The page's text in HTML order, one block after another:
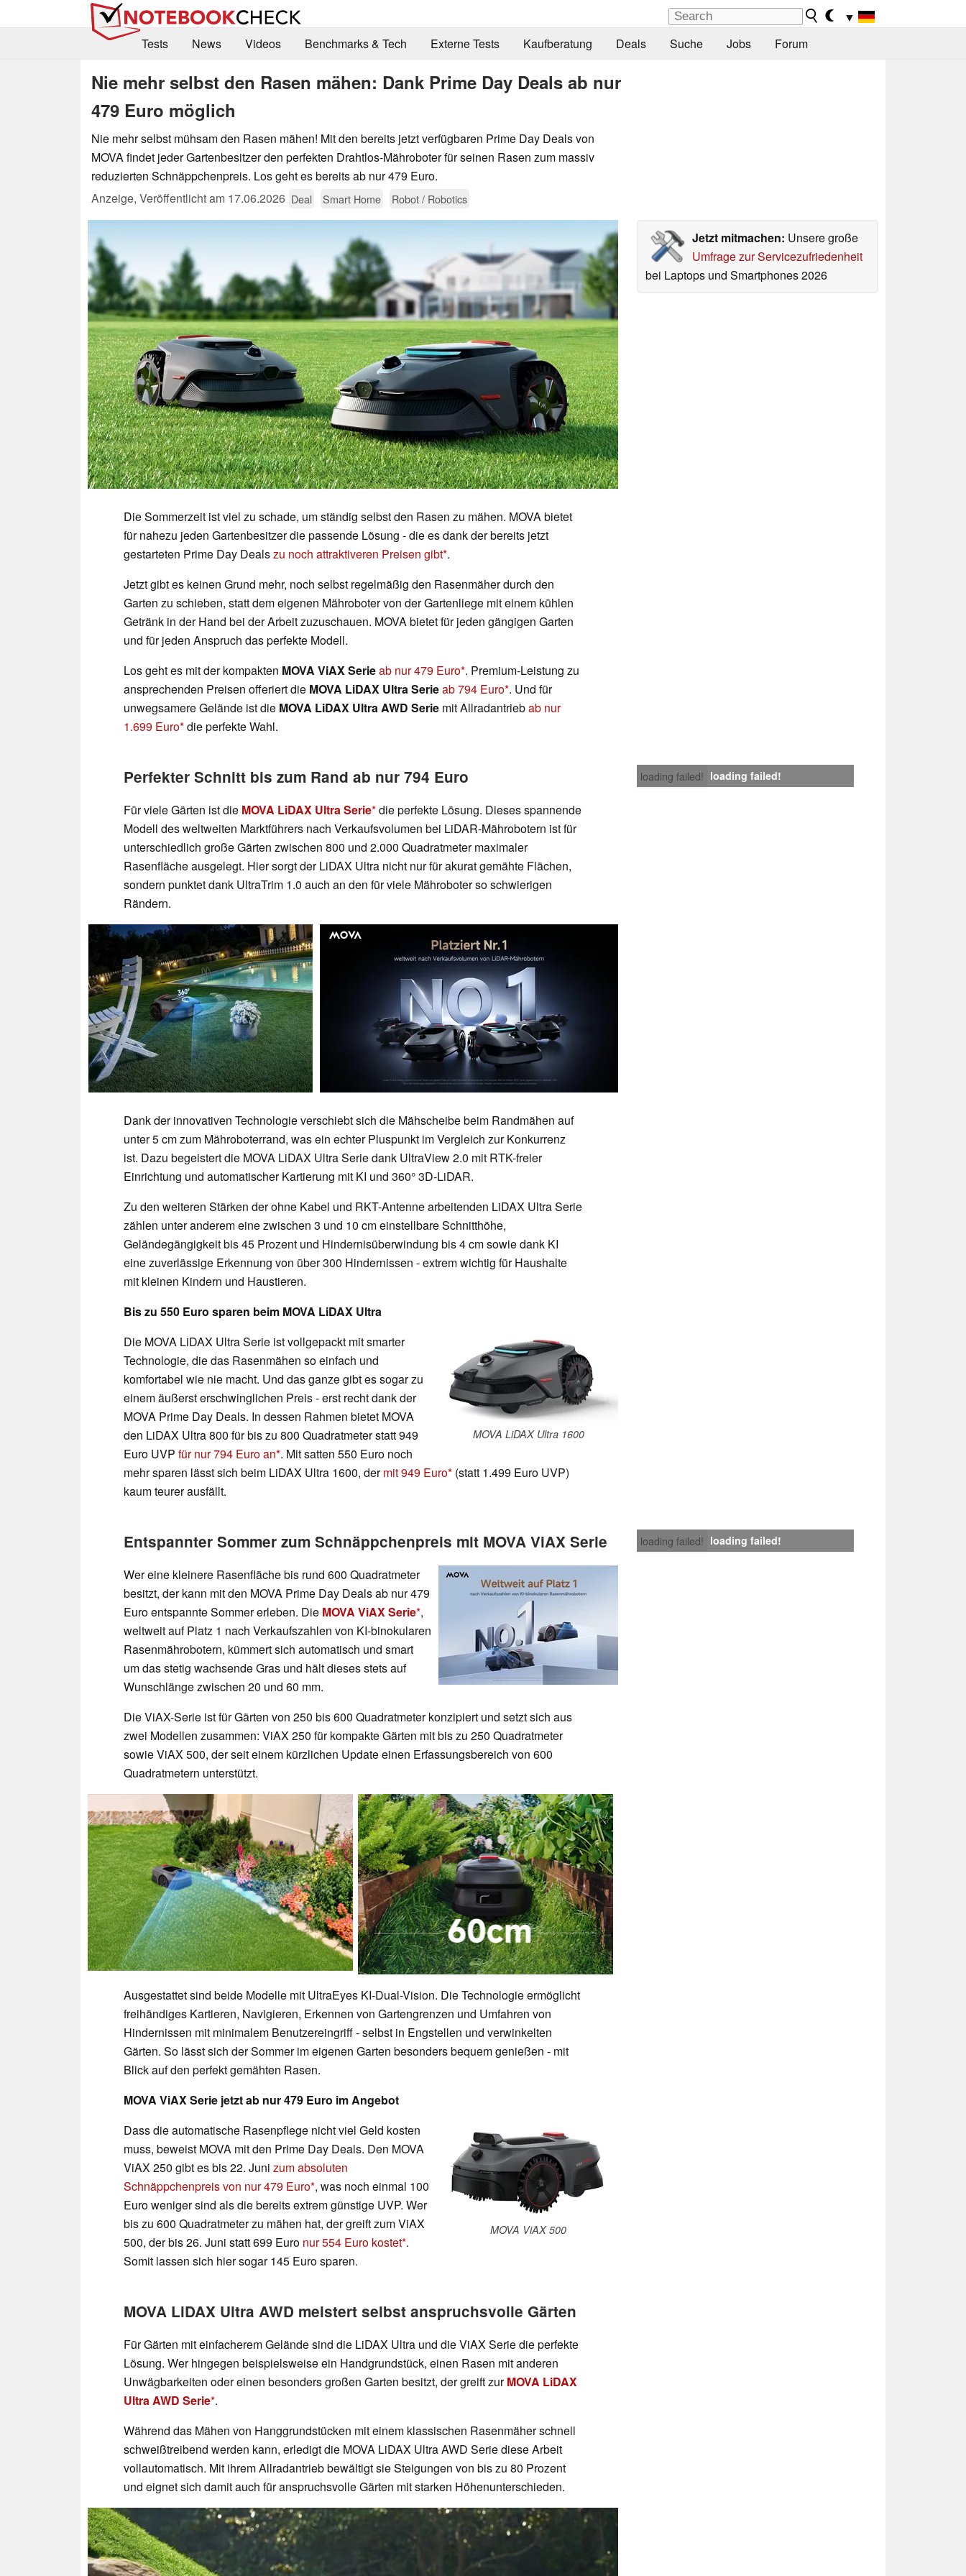
▼
Tests
News Videos Benchmarks & Tech Externe Tests Kaufberatung Deals Suche Jobs Forum
Nie mehr selbst den Rasen mähen: Dank Prime Day Deals ab nur
479 Euro möglich
Nie mehr selbst mühsam den Rasen mähen! Mit den bereits jetzt verfügbaren Prime Day Deals von
MOVA findet jeder Gartenbesitzer den perfekten Drahtlos-Mähroboter für seinen Rasen zum massiv
reduzierten Schnäppchenpreis. Los geht es bereits ab nur 479 Euro.
Anzeige, Veröffentlicht am 17.06.2026 Deal Smart Home Robot / Robotics
Jetzt mitmachen: Unsere große
Umfrage zur Servicezufriedenheit
bei Laptops und Smartphones 2026
Die Sommerzeit ist viel zu schade, um ständig selbst den Rasen zu mähen. MOVA bietet
für nahezu jeden Gartenbesitzer die passende Lösung - die es dank der bereits jetzt
gestarteten Prime Day Dealszu noch attraktiveren Preisen gibt .
Jetzt gibt es keinen Grund mehr, noch selbst regelmäßig den Rasenmäher durch den
Garten zu schieben, statt dem eigenen Mähroboter von der Gartenliege mit einem kühlen
Getränk in der Hand bei der Arbeit zuzuschauen. MOVA bietet für jeden gängigen Garten
und für jeden Anspruch das perfekte Modell.
Los geht es mit der kompakten MOVA ViAX Serieab nur 479 Euro . Premium-Leistung zu
ansprechenden Preisen offeriert die MOVA LiDAX Ultra Serieab 794 Euro . Und für
unwegsamere Gelände ist die MOVA LiDAX Ultra AWD Serie mit Allradantriebab nur
1.699 Euro die perfekte Wahl.
loading failed! loading failed!
Perfekter Schnitt bis zum Rand ab nur 794 Euro
Für viele Gärten ist die MOVA LiDAX Ultra Serie die perfekte Lösung. Dieses spannende
Modell des weltweiten Marktführers nach Verkaufsvolumen bei LiDAR-Mährobotern ist für
unterschiedlich große Gärten zwischen 800 und 2.000 Quadratmeter maximaler
Rasenfläche ausgelegt. Hier sorgt der LiDAX Ultra nicht nur für akurat gemähte Flächen,
sondern punktet dank UltraTrim 1.0 auch an den für viele Mähroboter so schwierigen
Rändern.
Dank der innovativen Technologie verschiebt sich die Mähscheibe beim Randmähen auf
unter 5 cm zum Mähroboterrand, was ein echter Pluspunkt im Vergleich zur Konkurrenz
ist. Dazu begeistert die MOVA LiDAX Ultra Serie dank UltraView 2.0 mit RTK-freier
Einrichtung und automatischer Kartierung mit KI und 360° 3D-LiDAR.
Zu den weiteren Stärken der ohne Kabel und RKT-Antenne arbeitenden LiDAX Ultra Serie
zählen unter anderem eine zwischen 3 und 10 cm einstellbare Schnitthöhe,
Geländegängigkeit bis 45 Prozent und Hindernisüberwindung bis 4 cm sowie dank KI
eine zuverlässige Erkennung von über 300 Hindernissen - extrem wichtig für Haushalte
mit kleinen Kindern und Haustieren.
Bis zu 550 Euro sparen beim MOVA LiDAX Ultra
MOVA LiDAX Ultra 1600
Die MOVA LiDAX Ultra Serie ist vollgepackt mit smarter
Technologie, die das Rasenmähen so einfach und
komfortabel wie nie macht. Und das ganze gibt es sogar zu
einem äußerst erschwinglichen Preis - erst recht dank der
MOVA Prime Day Deals. In dessen Rahmen bietet MOVA
den LiDAX Ultra 800 für bis zu 800 Quadratmeter statt 949
Euro UVP für nur 794 Euro an . Mit satten 550 Euro noch
mehr sparen lässt sich beim LiDAX Ultra 1600, dermit 949 Euro (statt 1.499 Euro UVP)
kaum teurer ausfällt.
loading failed! loading failed!
Entspannter Sommer zum Schnäppchenpreis mit MOVA ViAX Serie
Wer eine kleinere Rasenfläche bis rund 600 Quadratmeter
besitzt, der kann mit den MOVA Prime Day Deals ab nur 479
Euro entspannte Sommer erleben. Die MOVA ViAX Serie ,
weltweit auf Platz 1 nach Verkaufszahlen von KI-binokularen
Rasenmährobotern, kümmert sich automatisch und smart
um das stetig wachsende Gras und hält dieses stets auf
Wunschlänge zwischen 20 und 60 mm.
Die ViAX-Serie ist für Gärten von 250 bis 600 Quadratmeter konzipiert und setzt sich aus
zwei Modellen zusammen: ViAX 250 für kompakte Gärten mit bis zu 250 Quadratmeter
sowie ViAX 500, der seit einem kürzlichen Update einen Erfassungsbereich von 600
Quadratmetern unterstützt.
Ausgestattet sind beide Modelle mit UltraEyes KI-Dual-Vision. Die Technologie ermöglicht
freihändiges Kartieren, Navigieren, Erkennen von Gartengrenzen und Umfahren von
Hindernissen mit minimalem Benutzereingriff - selbst in Engstellen und verwinkelten
Gärten. So lässt sich der Sommer im eigenen Garten besonders bequem genießen - mit
Blick auf den perfekt gemähten Rasen.
MOVA ViAX Serie jetzt ab nur 479 Euro im Angebot
MOVA ViAX 500
Dass die automatische Rasenpflege nicht viel Geld kosten
muss, beweist MOVA mit den Prime Day Deals. Den MOVA
ViAX 250 gibt es bis 22. Juni zum absoluten
Schnäppchenpreis von nur 479 Euro , was noch einmal 100
Euro weniger sind als die bereits extrem günstige UVP. Wer
bis zu 600 Quadratmeter zu mähen hat, der greift zum ViAX
500, der bis 26. Juni statt 699 Euro nur 554 Euro kostet .
Somit lassen sich hier sogar 145 Euro sparen.
MOVA LiDAX Ultra AWD meistert selbst anspruchsvolle Gärten
Für Gärten mit einfacherem Gelände sind die LiDAX Ultra und die ViAX Serie die perfekte
Lösung. Wer hingegen beispielsweise ein Handgrundstück, einen Rasen mit anderen
Unwägbarkeiten oder einen besonders großen Garten besitzt, der greift zurMOVA LiDAX
Ultra AWD Serie .
Während das Mähen von Hanggrundstücken mit einem klassischen Rasenmäher schnell
schweißtreibend werden kann, erledigt die MOVA LiDAX Ultra AWD Serie diese Arbeit
vollautomatisch. Mit ihrem Allradantrieb bewältigt sie Steigungen von bis zu 80 Prozent
und eignet sich damit auch für anspruchsvolle Gärten mit starken Höhenunterschieden.